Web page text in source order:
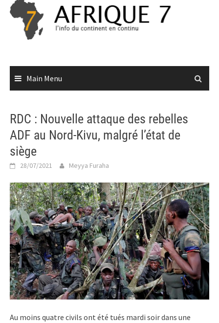
Skip
content
Main Menu
RDC : Nouvelle attaque des rebelles
ADF au Nord-Kivu, malgré l’état de
siège
28/07/2021 Meyya Furaha
Au moins quatre civils ont été tués mardi soir dans une